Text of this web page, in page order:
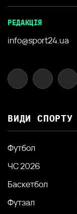
РЕДАКЦІЯ
info@sport24.ua
ВИДИ СПОРТУ
Футбол
ЧС 2026
Баскетбол
Футзал